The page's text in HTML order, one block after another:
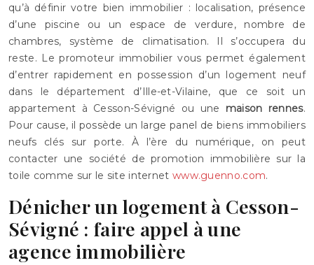
qu’à définir votre bien immobilier : localisation, présence
d’une piscine ou un espace de verdure, nombre de
chambres, système de climatisation. Il s’occupera du
reste. Le promoteur immobilier vous permet également
d’entrer rapidement en possession d’un logement neuf
dans le département d’Ille-et-Vilaine, que ce soit un
appartement à Cesson-Sévigné ou une maison rennes.
Pour cause, il possède un large panel de biens immobiliers
neufs clés sur porte. À l’ère du numérique, on peut
contacter une société de promotion immobilière sur la
toile comme sur le site internet www.guenno.com.
Dénicher un logement à Cesson-
Sévigné : faire appel à une
agence immobilière